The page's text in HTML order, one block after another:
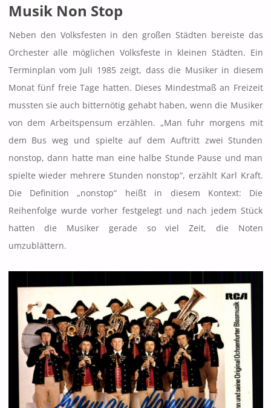
Musik Non Stop
Neben den Volksfesten in den großen Städten bereiste das
Orchester alle möglichen Volksfeste in kleinen Städten. Ein
Terminplan vom Juli 1985 zeigt, dass die Musiker in diesem
Monat fünf freie Tage hatten. Dieses Mindestmaß an Freizeit
mussten sie auch bitternötig gehabt haben, wenn die Musiker
von dem Arbeitspensum erzählen. „Man fuhr morgens mit
dem Bus weg und spielte auf dem Auftritt zwei Stunden
nonstop, dann hatte man eine halbe Stunde Pause und man
spielte wieder mehrere Stunden nonstop“, erzählt Karl Kraft.
Die Definition „nonstop“ heißt in diesem Kontext: Die
Reihenfolge wurde vorher festgelegt und nach jedem Stück
hatten die Musiker gerade so viel Zeit, die Noten
umzublättern.